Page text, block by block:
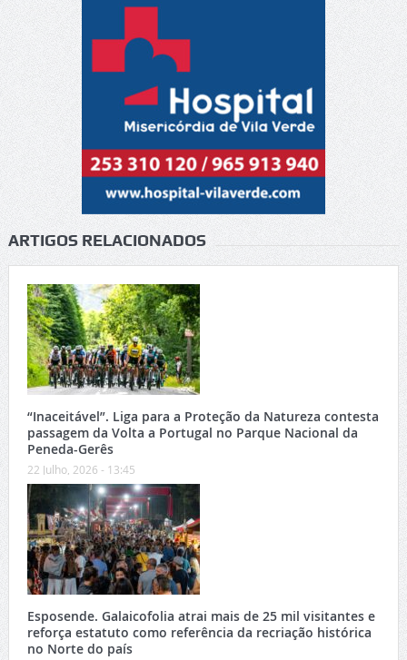
ARTIGOS RELACIONADOS
“Inaceitável”. Liga para a Proteção da Natureza contesta
passagem da Volta a Portugal no Parque Nacional da
Peneda-Gerês
22 Julho, 2026 - 13:45
Esposende. Galaicofolia atrai mais de 25 mil visitantes e
reforça estatuto como referência da recriação histórica
no Norte do país